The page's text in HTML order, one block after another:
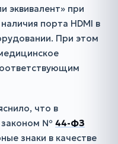
эквивалент» при
порта HDMI в
При этом
что в
законом № 44-ФЗ
знаки в качестве